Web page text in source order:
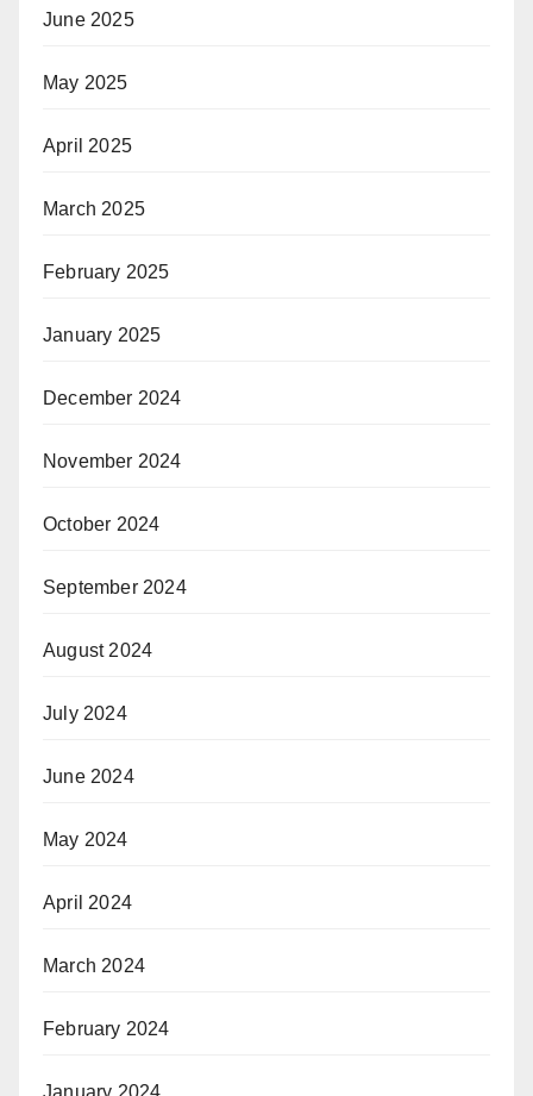
June 2025
May 2025
April 2025
March 2025
February 2025
January 2025
December 2024
November 2024
October 2024
September 2024
August 2024
July 2024
June 2024
May 2024
April 2024
March 2024
February 2024